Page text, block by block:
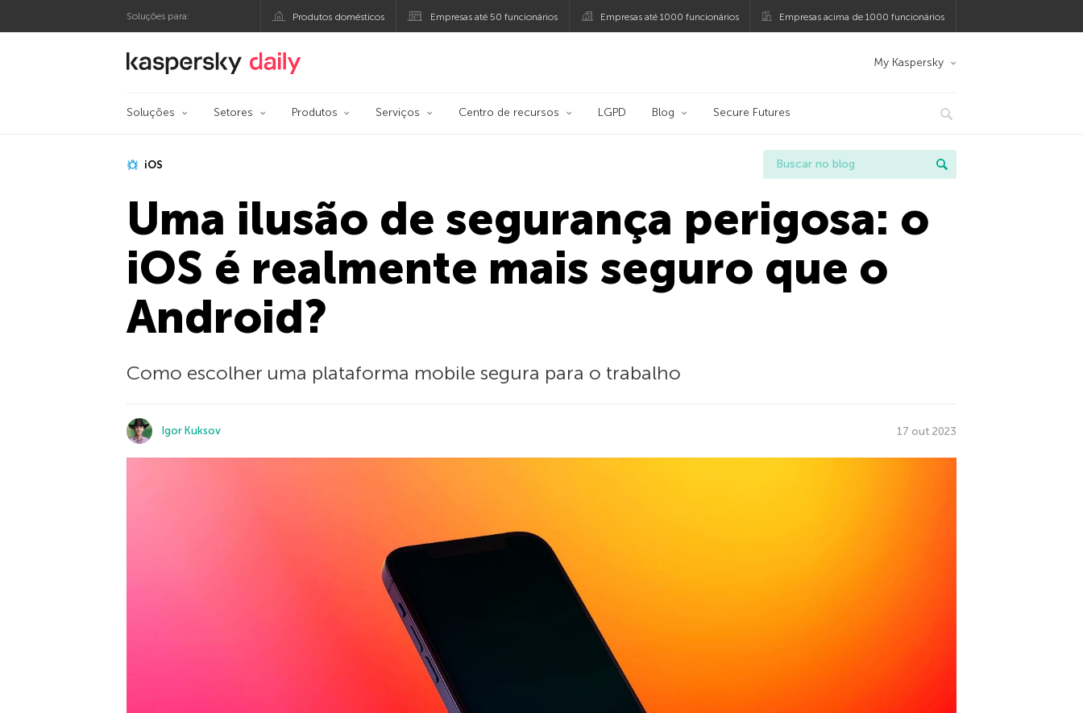
Soluções para: Produtos domésticos Empresas até 50 funcionários Empresas até 1000 funcionários Empresas acima de 1000 funcionários
Blog oficial da Kaspersky My Kaspersky
Soluções Setores Produtos Serviços Centro de recursos LGPD Blog Secure Futures
iOS
Uma ilusão de segurança perigosa: o
iOS é realmente mais seguro que o
Android?
Como escolher uma plataforma mobile segura para o trabalho
Igor Kuksov 17 out 2023